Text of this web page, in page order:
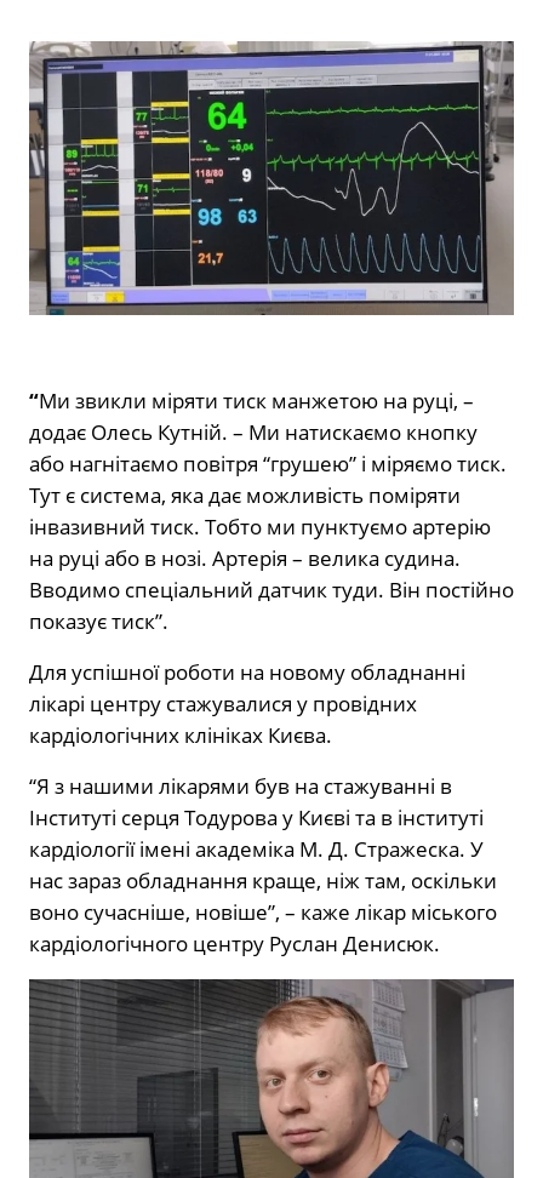
“Ми звикли міряти тиск манжетою на руці, –
додає Олесь Кутній. – Ми натискаємо кнопку
або нагнітаємо повітря “грушею” і міряємо тиск.
Тут є система, яка дає можливість поміряти
інвазивний тиск. Тобто ми пунктуємо артерію
на руці або в нозі. Артерія – велика судина.
Вводимо спеціальний датчик туди. Він постійно
показує тиск”.
Для успішної роботи на новому обладнанні
лікарі центру стажувалися у провідних
кардіологічних клініках Києва.
“Я з нашими лікарями був на стажуванні в
Інституті серця Тодурова у Києві та в інституті
кардіології імені академіка М. Д. Стражеска. У
нас зараз обладнання краще, ніж там, оскільки
воно сучасніше, новіше”, – каже лікар міського
кардіологічного центру Руслан Денисюк.